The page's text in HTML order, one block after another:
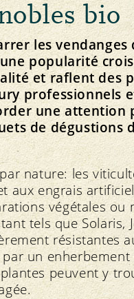
Santé
Équité
Marché
Prix
Service
Offres
Organe
Le
Bio Cuisine
Magasins
bio
les
popularité
et raflent des
professionnels
une
de dégustions
nature: les
aux engrais
végétales ou
tels que Solaris,
résistantes
un
peuvent y